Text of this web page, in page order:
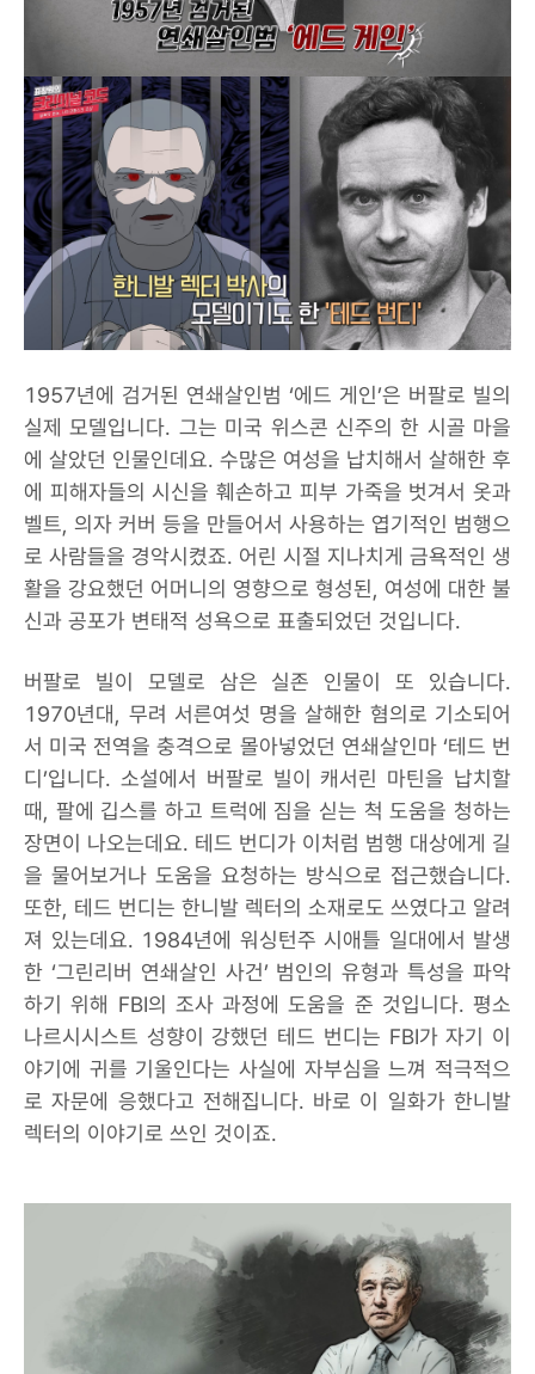
1957년에 검거된 연쇄살인범 ‘에드 게인’은 버팔로 빌의
실제 모델입니다. 그는 미국 위스콘 신주의 한 시골 마을
에 살았던 인물인데요. 수많은 여성을 납치해서 살해한 후
에 피해자들의 시신을 훼손하고 피부 가죽을 벗겨서 옷과
벨트, 의자 커버 등을 만들어서 사용하는 엽기적인 범행으
로 사람들을 경악시켰죠. 어린 시절 지나치게 금욕적인 생
활을 강요했던 어머니의 영향으로 형성된, 여성에 대한 불
신과 공포가 변태적 성욕으로 표출되었던 것입니다.
버팔로 빌이 모델로 삼은 실존 인물이 또 있습니다.
1970년대, 무려 서른여섯 명을 살해한 혐의로 기소되어
서 미국 전역을 충격으로 몰아넣었던 연쇄살인마 ‘테드 번
디’입니다. 소설에서 버팔로 빌이 캐서린 마틴을 납치할
때, 팔에 깁스를 하고 트럭에 짐을 싣는 척 도움을 청하는
장면이 나오는데요. 테드 번디가 이처럼 범행 대상에게 길
을 물어보거나 도움을 요청하는 방식으로 접근했습니다.
또한, 테드 번디는 한니발 렉터의 소재로도 쓰였다고 알려
져 있는데요. 1984년에 워싱턴주 시애틀 일대에서 발생
한 ‘그린리버 연쇄살인 사건’ 범인의 유형과 특성을 파악
하기 위해 FBI의 조사 과정에 도움을 준 것입니다. 평소
나르시시스트 성향이 강했던 테드 번디는 FBI가 자기 이
야기에 귀를 기울인다는 사실에 자부심을 느껴 적극적으
로 자문에 응했다고 전해집니다. 바로 이 일화가 한니발
렉터의 이야기로 쓰인 것이죠.